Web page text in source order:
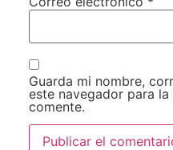
Guarda mi nombre,
este navegador para
comente.